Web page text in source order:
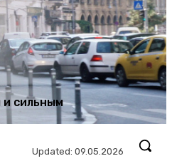
и сильным
Updated: 09.05.2026